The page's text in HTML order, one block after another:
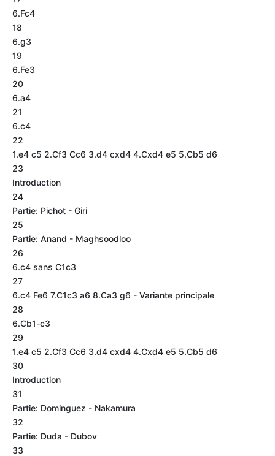
6.Fc4
18
6.g3
19
6.Fe3
20
6.a4
21
6.c4
22
1.e4 c5 2.Cf3 Cc6 3.d4 cxd4 4.Cxd4 e5 5.Cb5 d6
23
Introduction
24
Partie: Pichot - Giri
25
Partie: Anand - Maghsoodloo
26
6.c4 sans C1c3
27
6.c4 Fe6 7.C1c3 a6 8.Ca3 g6 - Variante principale
28
6.Cb1-c3
29
1.e4 c5 2.Cf3 Cc6 3.d4 cxd4 4.Cxd4 e5 5.Cb5 d6
30
Introduction
31
Partie: Dominguez - Nakamura
32
Partie: Duda - Dubov
33